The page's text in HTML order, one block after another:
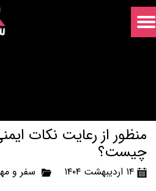
منظور از رعایت نکات
چیست؟
۱۴ اردیبهشت ۱۴۰۴ سفر و